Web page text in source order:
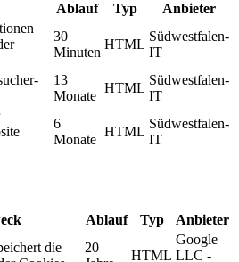
Ablauf Typ Anbieter
30
Minuten
HTML
Südwestfalen-
IT
13
Monate
HTML
Südwestfalen-
IT
6
Monate
HTML
Südwestfalen-
IT
Ablauf Typ Anbieter
die
20
HTML
Google
LLC -